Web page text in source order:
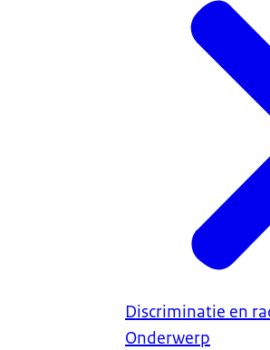
Discriminatie en
Onderwerp